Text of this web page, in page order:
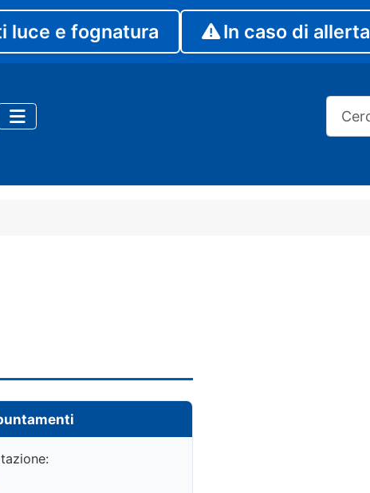
luce e fognatura In caso di allerta
Cerca